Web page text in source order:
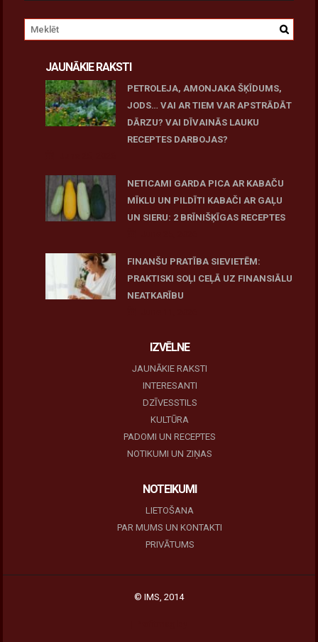
JAUNĀKIE RAKSTI
PETROLEJA, AMONJAKA ŠĶĪDUMS,
JODS… VAI AR TIEM VAR APSTRĀDĀT
DĀRZU? VAI DĪVAINĀS LAUKU
RECEPTES DARBOJAS?
NETICAMI GARDA PICA AR KABAČU
MĪKLU UN PILDĪTI KABAČI AR GAĻU
UN SIERU: 2 BRĪNIŠĶĪGAS RECEPTES
FINANŠU PRATĪBA SIEVIETĒM:
PRAKTISKI SOĻI CEĻĀ UZ FINANSIĀLU
NEATKARĪBU
IZVĒLNE
JAUNĀKIE RAKSTI
INTERESANTI
DZĪVESSTILS
KULTŪRA
PADOMI UN RECEPTES
NOTIKUMI UN ZIŅAS
NOTEIKUMI
LIETOŠANA
PAR MUMS UN KONTAKTI
PRIVĀTUMS
© IMS, 2014